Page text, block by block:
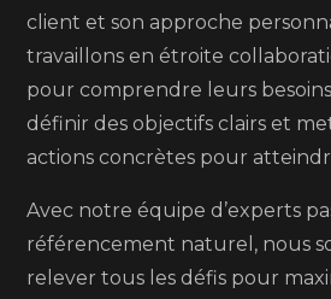
client et son approche
travaillons en étroite
pour comprendre leurs
définir des objectifs clairs et
actions concrètes pour
Avec notre équipe d’experts
référencement naturel, nous
relever tous les défis pour